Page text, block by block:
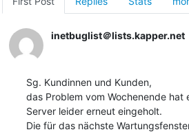
inetbuglist＠lists.kapper.net
Sg. Kundinnen und Kunden,
das Problem vom Wochenende hat
Server leider erneut eingeholt.
Die für das nächste